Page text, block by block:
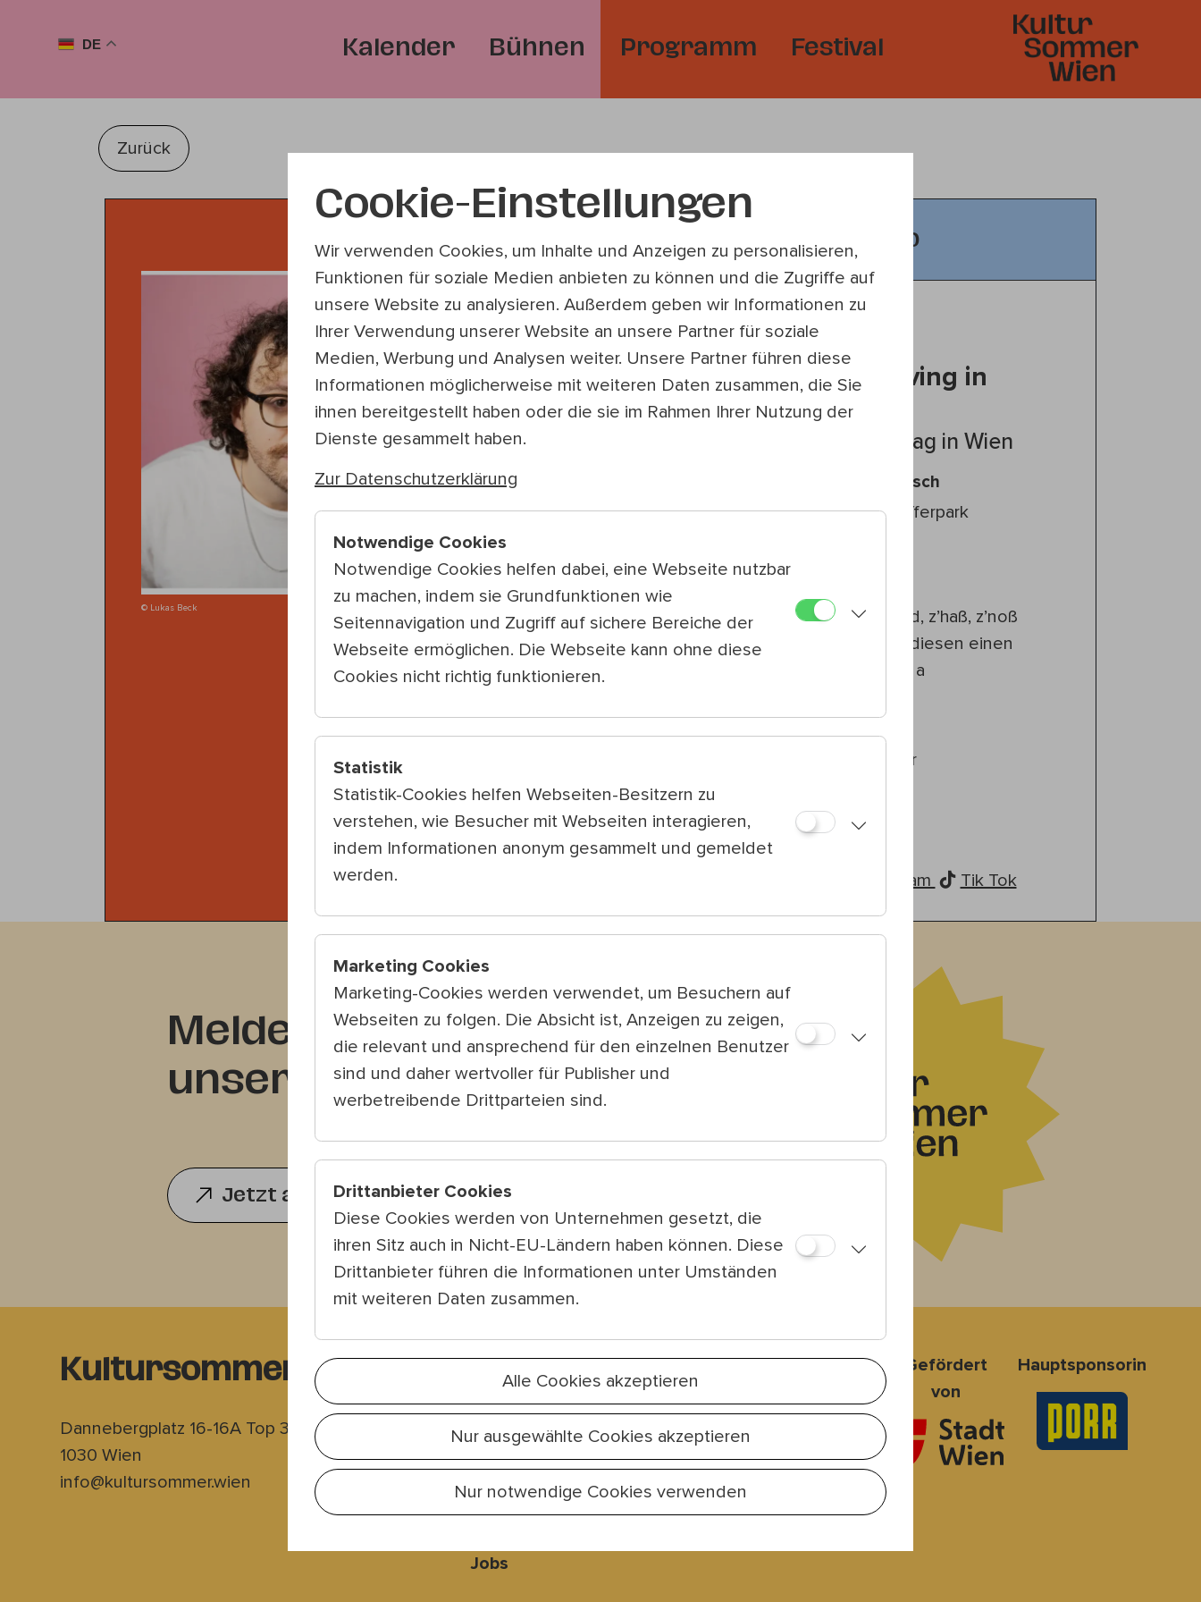
DE Kalender Bühnen Programm Festival
Zurück
© Lukas Beck
So 16.8.2026 | 18:30 — 19:30
Kabarett
The Wurst Guide to Living in
Austria
Live Podcast – Ein Sommertag in Wien
#Comedy&Kultur #Deutsch #Englisch
18:30 — 19:30
15., Reithofferpark
Im Kalender speichern
In Wien ist das Wetter immer z’koid, z’haß, z’noß
oder z’windig. Aber was, wenn es diesen einen
Tag gibt, an dem alle sagen: des is a
Besetzung
Podcast Co-Host: Gabriel Schaffler
Podcast Co-Host: Jacob Moss
instagram.com/jakemossquito
instagram.com/gabriel_schaffler
Instagram Tik Tok
Melden Sie sich jetzt zu
unserem Newsletter an!
Jetzt anmelden
Kultursommer Wien
Dannebergplatz 16-16A Top 3
1030 Wien
info@kultursommer.wien
Platzordnung
Barrierefreiheit
Leitbild & Code of
Team
Jobs
Partner & Sponsoren
Künstlerisches Board
Programm 2022-2025
FAQ für Besucher:innen
Gefördert
von
Hauptsponsorin
Cookie-Einstellungen
Wir verwenden Cookies, um Inhalte und Anzeigen zu personalisieren,
Funktionen für soziale Medien anbieten zu können und die Zugriffe auf
unsere Website zu analysieren. Außerdem geben wir Informationen zu
Ihrer Verwendung unserer Website an unsere Partner für soziale
Medien, Werbung und Analysen weiter. Unsere Partner führen diese
Informationen möglicherweise mit weiteren Daten zusammen, die Sie
ihnen bereitgestellt haben oder die sie im Rahmen Ihrer Nutzung der
Dienste gesammelt haben.
Zur Datenschutzerklärung
Notwendige Cookies
Notwendige Cookies helfen dabei, eine Webseite nutzbar
zu machen, indem sie Grundfunktionen wie
Seitennavigation und Zugriff auf sichere Bereiche der
Webseite ermöglichen. Die Webseite kann ohne diese
Cookies nicht richtig funktionieren.
Statistik
Statistik-Cookies helfen Webseiten-Besitzern zu
verstehen, wie Besucher mit Webseiten interagieren,
indem Informationen anonym gesammelt und gemeldet
werden.
Marketing Cookies
Marketing-Cookies werden verwendet, um Besuchern auf
Webseiten zu folgen. Die Absicht ist, Anzeigen zu zeigen,
die relevant und ansprechend für den einzelnen Benutzer
sind und daher wertvoller für Publisher und
werbetreibende Drittparteien sind.
Drittanbieter Cookies
Diese Cookies werden von Unternehmen gesetzt, die
ihren Sitz auch in Nicht-EU-Ländern haben können. Diese
Drittanbieter führen die Informationen unter Umständen
mit weiteren Daten zusammen.
Alle Cookies akzeptieren
Nur ausgewählte Cookies akzeptieren
Nur notwendige Cookies verwenden